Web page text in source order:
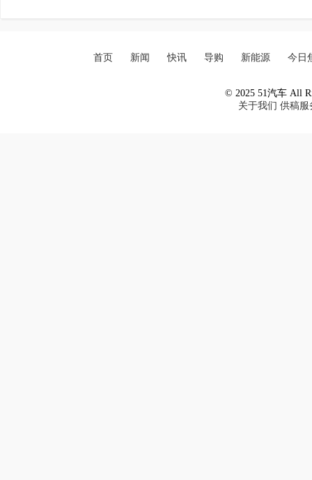
首页 新闻 快讯 导购 新能源 今日
© 2025 51汽车 All
关于我们 供稿服